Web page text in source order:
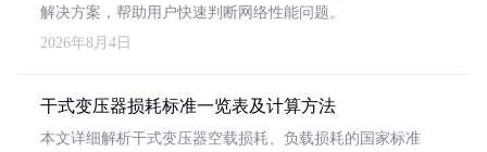
解决方案，帮助用户快速判断网络性能问题。
2026年8月4日
干式变压器损耗标准一览表及计算方法
本文详细解析干式变压器空载损耗、负载损耗的国家标准